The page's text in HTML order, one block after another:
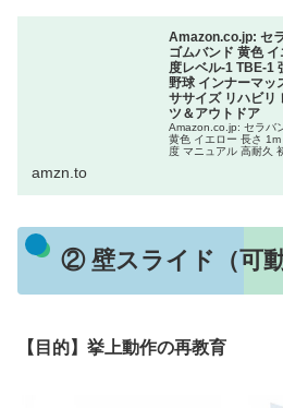
Amazon.co.jp: セ
ゴムバンド 黄色
度レベル-1 TBE-1
野球 インナーマッ
ササイズ リハビリ
ツ＆アウトドア
Amazon.co.jp: セラバ
黄色 イエロー 長さ
度 マニュアル 高耐久
amzn.to
② 壁スライド（可動
【目的】挙上動作の再教育